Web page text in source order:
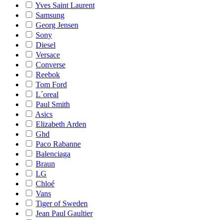
Yves Saint Laurent
Samsung
Georg Jensen
Sony
Diesel
Versace
Converse
Reebok
Tom Ford
L´oreal
Paul Smith
Asics
Elizabeth Arden
Ghd
Paco Rabanne
Balenciaga
Braun
LG
Chloé
Vans
Tiger of Sweden
Jean Paul Gaultier